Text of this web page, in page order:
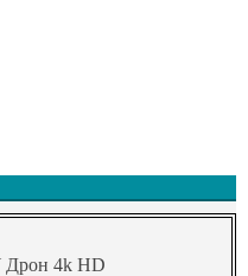
Дрон 4k HD